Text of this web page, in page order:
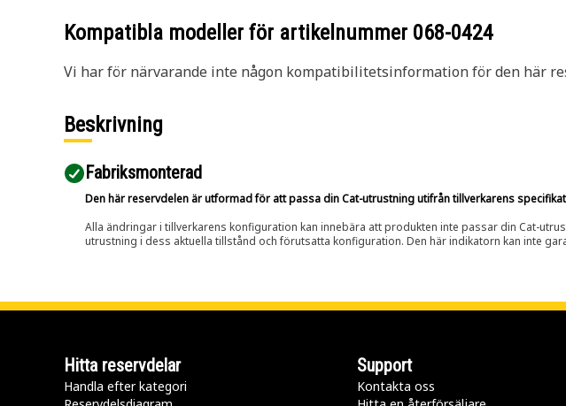
Kompatibla modeller för artikelnummer 068-0424
Vi har för närvarande inte någon kompatibilitetsinformation för den här
Beskrivning
Fabriksmonterad
Den här reservdelen är utformad för att passa din Cat-utrustning utifrån tillverkarens
Alla ändringar i tillverkarens konfiguration kan innebära att produkten inte passar din Cat-
utrustning i dess aktuella tillstånd och förutsatta konfiguration. Den här indikatorn kan inte
Hitta reservdelar
Handla efter kategori
Support
Kontakta oss